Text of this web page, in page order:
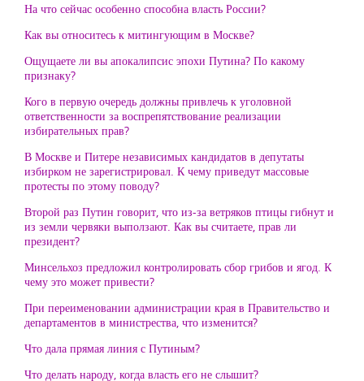
На что сейчас особенно способна власть России?
Как вы относитесь к митингующим в Москве?
Ощущаете ли вы апокалипсис эпохи Путина? По какому
признаку?
Кого в первую очередь должны привлечь к уголовной
ответственности за воспрепятствование реализации
избирательных прав?
В Москве и Питере независимых кандидатов в депутаты
избирком не зарегистрировал. К чему приведут массовые
протесты по этому поводу?
Второй раз Путин говорит, что из-за ветряков птицы гибнут и
из земли червяки выползают. Как вы считаете, прав ли
президент?
Минсельхоз предложил контролировать сбор грибов и ягод. К
чему это может привести?
При переименовании администрации края в Правительство и
департаментов в министрества, что изменится?
Что дала прямая линия с Путиным?
Что делать народу, когда власть его не слышит?